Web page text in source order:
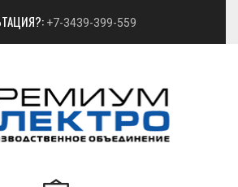
+7-3439-399-559